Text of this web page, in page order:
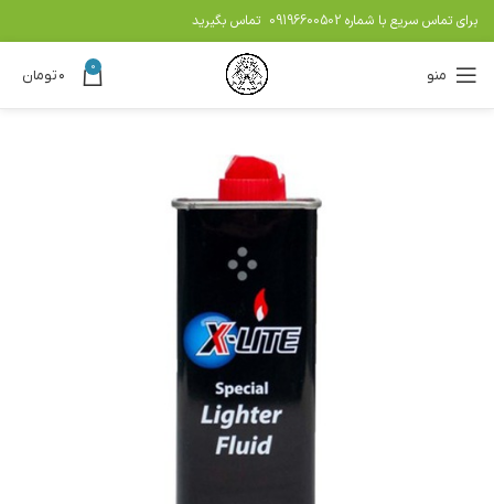
برای تماس سریع با شماره 09196600502 تماس بگیرید
منو 0 ۰تومان